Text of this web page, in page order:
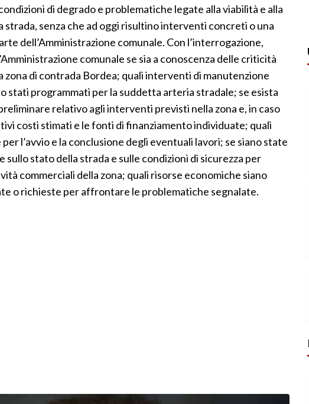
di degrado e problematiche legate alla viabilità e alla
senza che ad oggi risultino interventi concreti o una
dell’Amministrazione comunale. Con l’interrogazione,
comunale se sia a conoscenza delle criticità
zona di contrada Bordea; quali interventi di manutenzione
stati programmati per la suddetta arteria stradale; se esista
relativo agli interventi previsti nella zona e, in caso
costi stimati e le fonti di finanziamento individuate; quali
l’avvio e la conclusione degli eventuali lavori; se siano state
stato della strada e sulle condizioni di sicurezza per
commerciali della zona; quali risorse economiche siano
o richieste per affrontare le problematiche segnalate.